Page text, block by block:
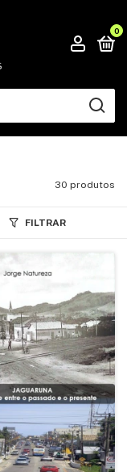
0
30 produtos
FILTRAR